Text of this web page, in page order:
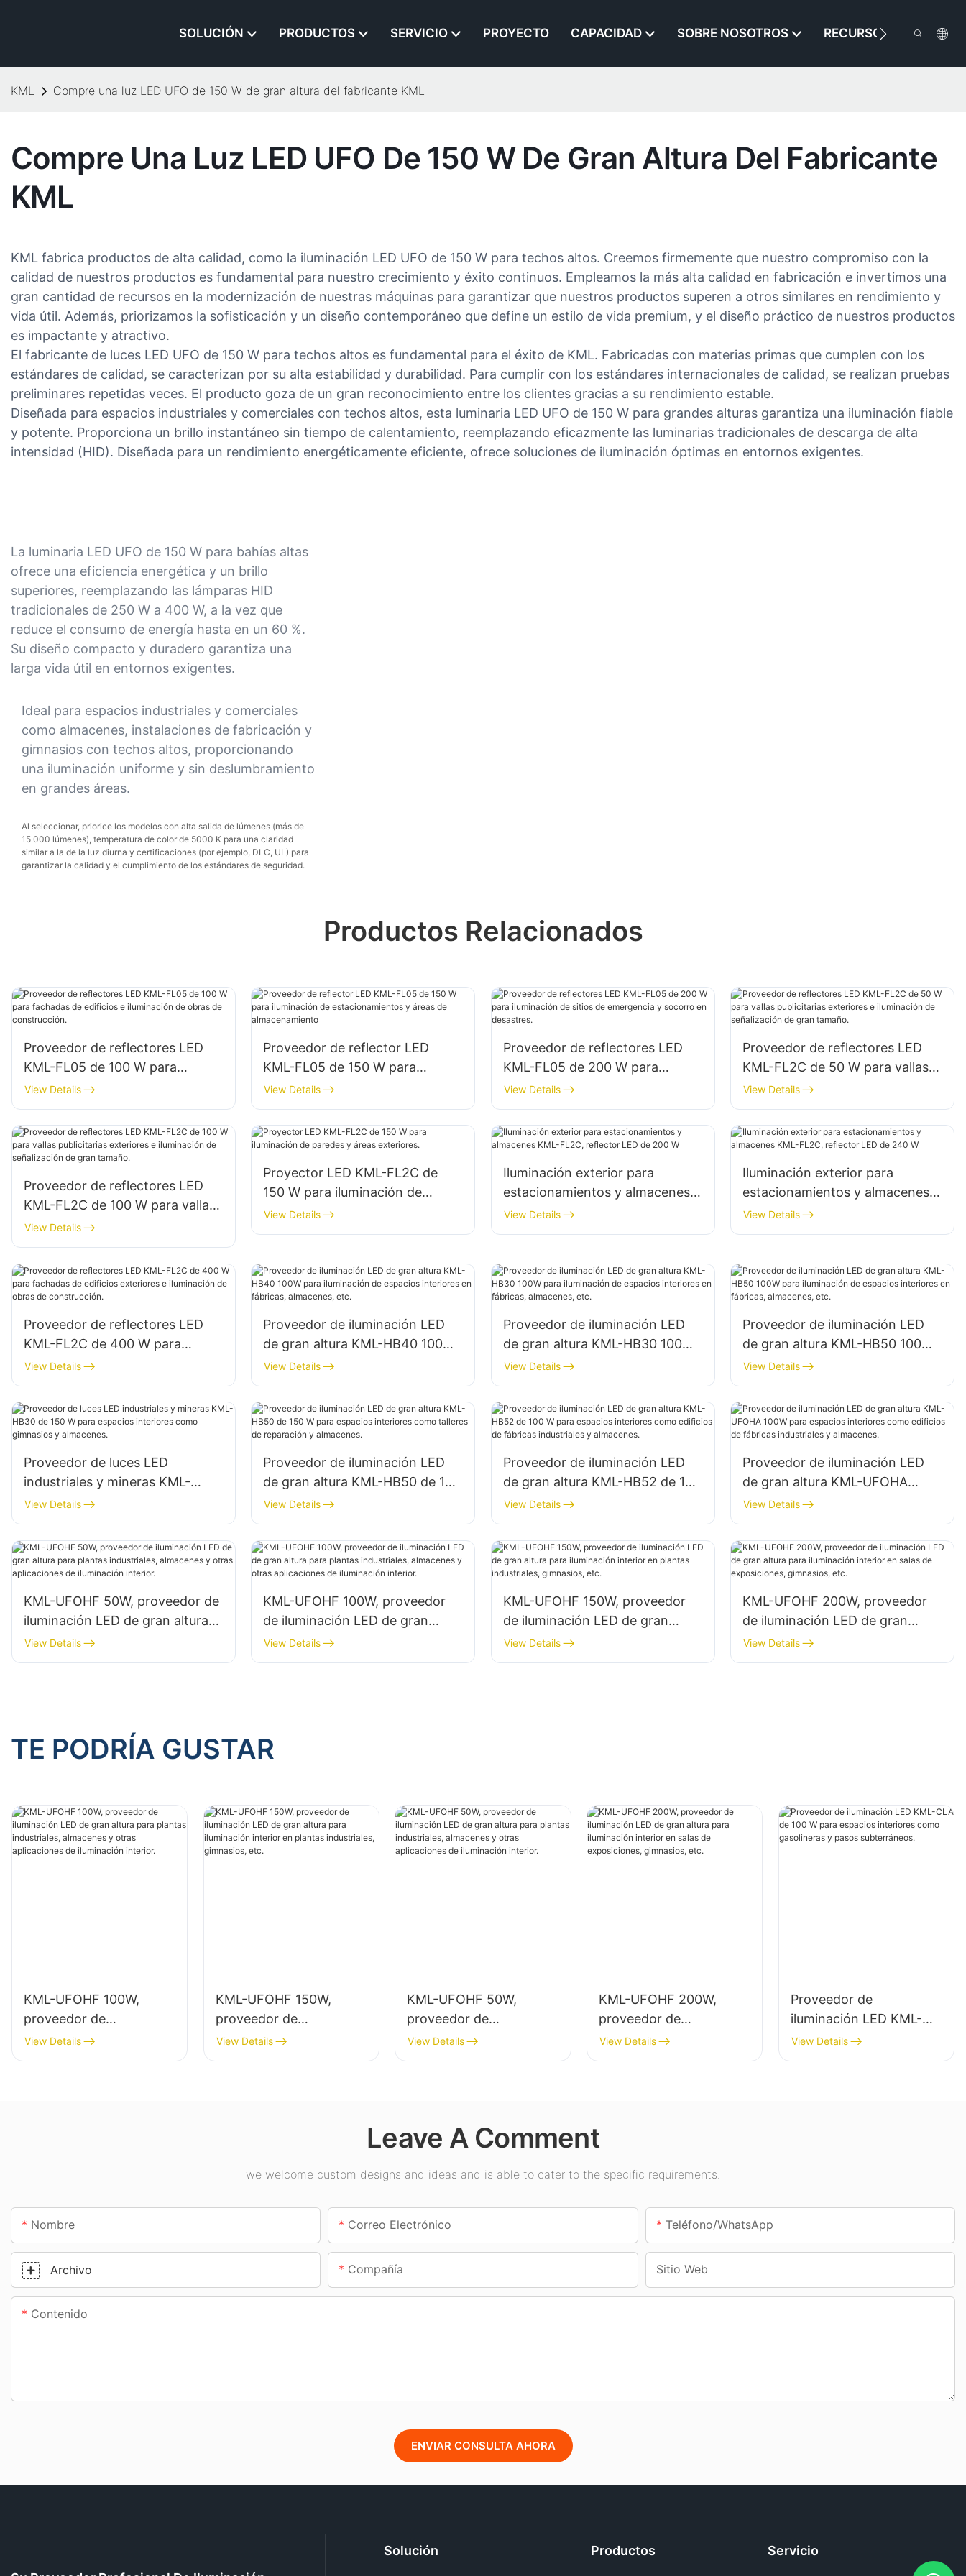
SOLUCIÓN PRODUCTOS SERVICIO PROYECTO CAPACIDAD SOBRE NOSOTROS RECURSO
KML Compre una luz LED UFO de 150 W de gran altura del fabricante KML
Compre Una Luz LED UFO De 150 W De Gran Altura Del Fabricante
KML
KML fabrica productos de alta calidad, como la iluminación LED UFO de 150 W para techos altos. Creemos firmemente que nuestro compromiso con la
calidad de nuestros productos es fundamental para nuestro crecimiento y éxito continuos. Empleamos la más alta calidad en fabricación e invertimos una
gran cantidad de recursos en la modernización de nuestras máquinas para garantizar que nuestros productos superen a otros similares en rendimiento y
vida útil. Además, priorizamos la sofisticación y un diseño contemporáneo que define un estilo de vida premium, y el diseño práctico de nuestros productos
es impactante y atractivo.
El fabricante de luces LED UFO de 150 W para techos altos es fundamental para el éxito de KML. Fabricadas con materias primas que cumplen con los
estándares de calidad, se caracterizan por su alta estabilidad y durabilidad. Para cumplir con los estándares internacionales de calidad, se realizan pruebas
preliminares repetidas veces. El producto goza de un gran reconocimiento entre los clientes gracias a su rendimiento estable.
Diseñada para espacios industriales y comerciales con techos altos, esta luminaria LED UFO de 150 W para grandes alturas garantiza una iluminación fiable
y potente. Proporciona un brillo instantáneo sin tiempo de calentamiento, reemplazando eficazmente las luminarias tradicionales de descarga de alta
intensidad (HID). Diseñada para un rendimiento energéticamente eficiente, ofrece soluciones de iluminación óptimas en entornos exigentes.
La luminaria LED UFO de 150 W para bahías altas
ofrece una eficiencia energética y un brillo
superiores, reemplazando las lámparas HID
tradicionales de 250 W a 400 W, a la vez que
reduce el consumo de energía hasta en un 60 %.
Su diseño compacto y duradero garantiza una
larga vida útil en entornos exigentes.
Ideal para espacios industriales y comerciales
como almacenes, instalaciones de fabricación y
gimnasios con techos altos, proporcionando
una iluminación uniforme y sin deslumbramiento
en grandes áreas.
Al seleccionar, priorice los modelos con alta salida de lúmenes (más de
15 000 lúmenes), temperatura de color de 5000 K para una claridad
similar a la de la luz diurna y certificaciones (por ejemplo, DLC, UL) para
garantizar la calidad y el cumplimiento de los estándares de seguridad.
Productos Relacionados
Proveedor de reflectores LED
KML-FL05 de 100 W para
fachadas de edificios e
iluminación de obras de
construcción.
View Details
Proveedor de reflector LED
KML-FL05 de 150 W para
iluminación de estacionamientos
y áreas de almacenamiento
View Details
Proveedor de reflectores LED
KML-FL05 de 200 W para
iluminación de sitios de
emergencia y socorro en
desastres.
View Details
Proveedor de reflectores LED
KML-FL2C de 50 W para vallas
publicitarias exteriores e
iluminación de señalización de
gran tamaño.
View Details
Proveedor de reflectores LED
KML-FL2C de 100 W para vallas
publicitarias exteriores e
iluminación de señalización de
gran tamaño.
View Details
Proyector LED KML-FL2C de
150 W para iluminación de
paredes y áreas exteriores.
View Details
Iluminación exterior para
estacionamientos y almacenes
KML-FL2C, reflector LED de 200
W
View Details
Iluminación exterior para
estacionamientos y almacenes
KML-FL2C, reflector LED de 240
W
View Details
Proveedor de reflectores LED
KML-FL2C de 400 W para
fachadas de edificios exteriores
e iluminación de obras de
construcción.
View Details
Proveedor de iluminación LED
de gran altura KML-HB40 100W
para iluminación de espacios
interiores en fábricas,
almacenes, etc.
View Details
Proveedor de iluminación LED
de gran altura KML-HB30 100W
para iluminación de espacios
interiores en fábricas,
almacenes, etc.
View Details
Proveedor de iluminación LED
de gran altura KML-HB50 100W
para iluminación de espacios
interiores en fábricas,
almacenes, etc.
View Details
Proveedor de luces LED
industriales y mineras KML-
HB30 de 150 W para espacios
interiores como gimnasios y
almacenes.
View Details
Proveedor de iluminación LED
de gran altura KML-HB50 de 150
W para espacios interiores como
talleres de reparación y
almacenes.
View Details
Proveedor de iluminación LED
de gran altura KML-HB52 de 100
W para espacios interiores como
edificios de fábricas industriales
y almacenes.
View Details
Proveedor de iluminación LED
de gran altura KML-UFOHA
100W para espacios interiores
como edificios de fábricas
industriales y almacenes.
View Details
KML-UFOHF 50W, proveedor de
iluminación LED de gran altura
para plantas industriales,
almacenes y otras aplicaciones
View Details
KML-UFOHF 100W, proveedor
de iluminación LED de gran
altura para plantas industriales,
almacenes y otras aplicaciones
View Details
KML-UFOHF 150W, proveedor
de iluminación LED de gran
altura para iluminación interior
en plantas industriales,
View Details
KML-UFOHF 200W, proveedor
de iluminación LED de gran
altura para iluminación interior
en salas de exposiciones,
View Details
TE PODRÍA GUSTAR
KML-UFOHF 100W,
proveedor de
iluminación LED de gran
altura para plantas
View Details
KML-UFOHF 150W,
proveedor de
iluminación LED de gran
altura para iluminación
View Details
KML-UFOHF 50W,
proveedor de
iluminación LED de gran
altura para plantas
View Details
KML-UFOHF 200W,
proveedor de
iluminación LED de gran
altura para iluminación
View Details
Proveedor de
iluminación LED KML-
CLA de 100 W para
espacios interiores
View Details
Leave A Comment
we welcome custom designs and ideas and is able to cater to the specific requirements.
Nombre Correo Electrónico Teléfono/WhatsApp
Archivo Compañía Sitio Web
Contenido
ENVIAR CONSULTA AHORA
Solución Productos Servicio